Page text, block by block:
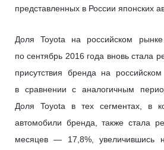
представленных в России японских
Доля Toyota на российском
по сентябрь 2016 года вновь стала
присутствия бренда на
в сравнении с аналогичным
Доля Toyota в тех сегментах, в
автомобили бренда, также стала
месяцев — 17,8%, увеличившись